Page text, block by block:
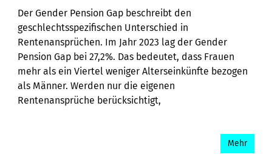
Der Gender Pension Gap beschreibt den
geschlechtsspezifischen Unterschied in
Rentenansprüchen. Im Jahr 2023 lag der Gender
Pension Gap bei 27,2%. Das bedeutet, dass Frauen
mehr als ein Viertel weniger Alterseinkünfte bezogen
als Männer. Werden nur die eigenen
Rentenansprüche berücksichtigt,
Mehr